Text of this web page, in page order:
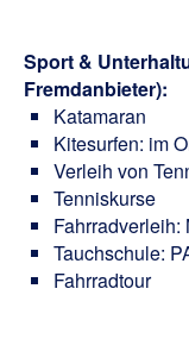
Sport &
Fremdanbieter):
Katamaran
Kitesurfen: im
Verleih von
Tenniskurse
Fahrradverleih:
Tauchschule:
Fahrradtour